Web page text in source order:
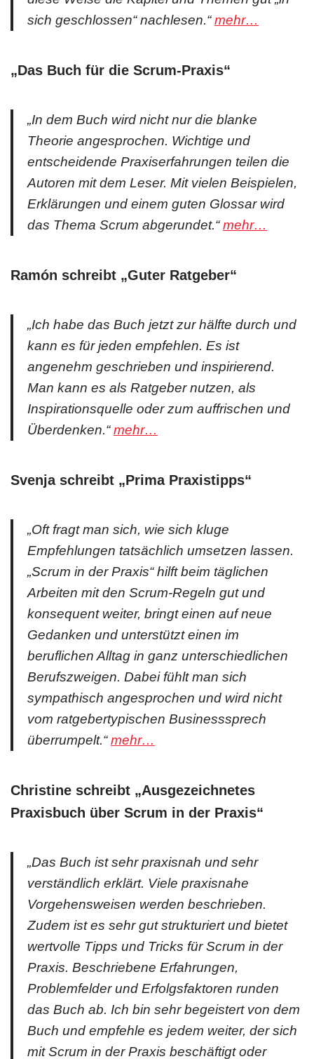
sich geschlossen“ nachlesen.“mehr…
„Das Buch für die Scrum-Praxis“
„In dem Buch wird nicht nur die blanke
Theorie angesprochen. Wichtige und
entscheidende Praxiserfahrungen teilen die
Autoren mit dem Leser. Mit vielen Beispielen,
Erklärungen und einem guten Glossar wird
das Thema Scrum abgerundet.“mehr…
Ramón schreibt „Guter Ratgeber“
„Ich habe das Buch jetzt zur hälfte durch und
kann es für jeden empfehlen. Es ist
angenehm geschrieben und inspirierend.
Man kann es als Ratgeber nutzen, als
Inspirationsquelle oder zum auffrischen und
Überdenken.“mehr…
Svenja schreibt „Prima Praxistipps“
„Oft fragt man sich, wie sich kluge
Empfehlungen tatsächlich umsetzen lassen.
„Scrum in der Praxis“ hilft beim täglichen
Arbeiten mit den Scrum-Regeln gut und
konsequent weiter, bringt einen auf neue
Gedanken und unterstützt einen im
beruflichen Alltag in ganz unterschiedlichen
Berufszweigen. Dabei fühlt man sich
sympathisch angesprochen und wird nicht
vom ratgebertypischen Businesssprech
überrumpelt.“mehr…
Christine schreibt „Ausgezeichnetes
Praxisbuch über Scrum in der Praxis“
„Das Buch ist sehr praxisnah und sehr
verständlich erklärt. Viele praxisnahe
Vorgehensweisen werden beschrieben.
Zudem ist es sehr gut strukturiert und bietet
wertvolle Tipps und Tricks für Scrum in der
Praxis. Beschriebene Erfahrungen,
Problemfelder und Erfolgsfaktoren runden
das Buch ab. Ich bin sehr begeistert von dem
Buch und empfehle es jedem weiter, der sich
mit Scrum in der Praxis beschäftigt oder